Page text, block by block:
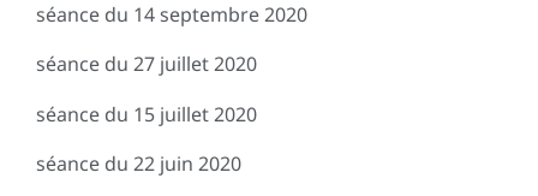
séance du 14 septembre 2020
séance du 27 juillet 2020
séance du 15 juillet 2020
séance du 22 juin 2020